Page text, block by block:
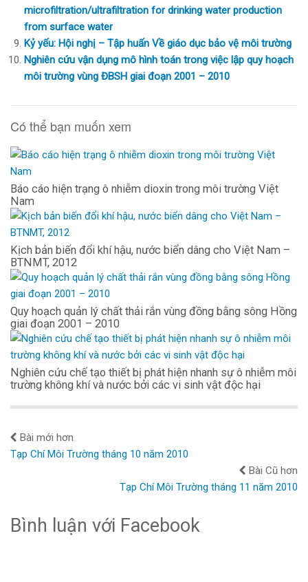
microfiltration/ultrafiltration for drinking water production
from surface water
Kỷ yếu: Hội nghị – Tập huấn Về giáo dục bảo vệ môi trường
Nghiên cứu vận dụng mô hình toán trong việc lập quy hoạch
môi trường vùng ĐBSH giai đoạn 2001 – 2010
Có thể bạn muốn xem
Báo cáo hiện trạng ô nhiễm dioxin trong môi trường Việt
Nam
Kịch bản biến đổi khí hậu, nước biển dâng cho Việt Nam –
BTNMT, 2012
Quy hoạch quản lý chất thải rắn vùng đồng bằng sông Hồng
giai đoạn 2001 – 2010
Nghiên cứu chế tạo thiết bị phát hiện nhanh sự ô nhiễm môi
trường không khí và nước bởi các vi sinh vật độc hại
Bài mới hơn
Tạp Chí Môi Trường tháng 10 năm 2010
Bài Cũ hơn
Tạp Chí Môi Trường tháng 11 năm 2010
Bình luận với Facebook